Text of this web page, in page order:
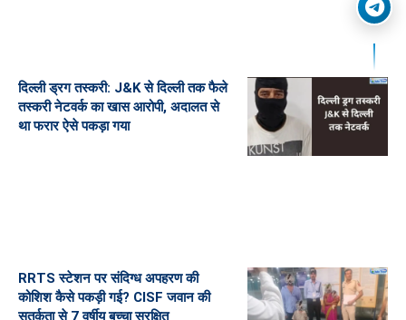
दिल्ली ड्रग तस्करी: J&K से दिल्ली तक फैले
तस्करी नेटवर्क का खास आरोपी, अदालत से
था फरार ऐसे पकड़ा गया
RRTS स्टेशन पर संदिग्ध अपहरण की
कोशिश कैसे पकड़ी गई? CISF जवान की